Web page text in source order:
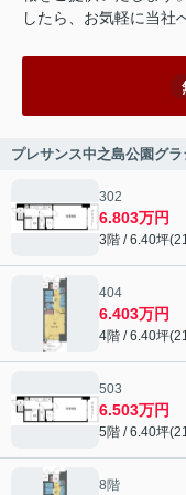
したら、お気軽に当社
プレサンス中之島公園グ
302
6.803万円
3階 / 6.40坪
404
6.403万円
4階 / 6.40坪
503
6.503万円
5階 / 6.40坪
8階